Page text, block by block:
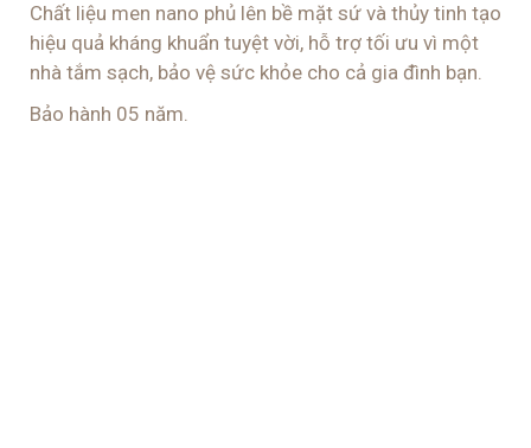
Chất liệu men nano phủ lên bề mặt sứ và thủy tinh tạo
hiệu quả kháng khuẩn tuyệt vời, hỗ trợ tối ưu vì một
nhà tắm sạch, bảo vệ sức khỏe cho cả gia đình bạn.
Bảo hành 05 năm.